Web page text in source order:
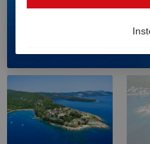
gegarandeerd en bestaat
toezichtdoeleinden,
rechtsmiddelen
toestemming op elk